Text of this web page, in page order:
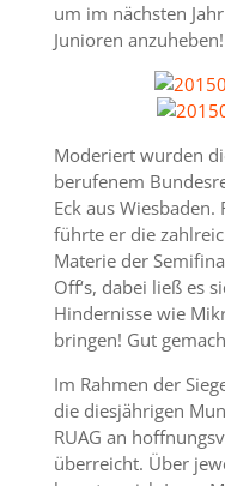
um im nächsten
Junioren anzuheben!
Moderiert wurden
berufenem
Eck aus
führte er die
Materie der
Off‘s, dabei ließ es
Hindernisse wie
bringen! Gut
Im Rahmen der
die diesjährigen
RUAG an
überreicht. Über